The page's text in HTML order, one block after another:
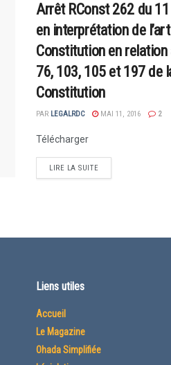
Arrêt RConst 262 du
en interprétation de
Constitution en
76, 103, 105 et 197 de
Constitution
PAR LEGALRDC MAI 11, 2016 2
Télécharger
LIRE LA SUITE
Liens utiles
Accueil
Le Magazine
Ohada Simplifiée